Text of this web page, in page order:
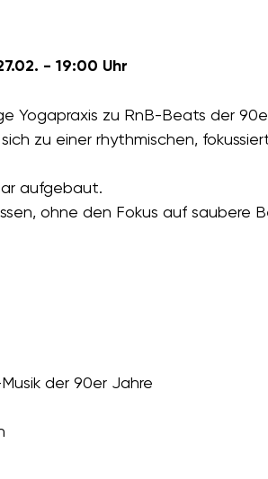
- 19:00 Uhr
Yogapraxis zu RnB-Beats der
zu einer rhythmischen,
aufgebaut.
ohne den Fokus auf saubere
der 90er Jahre